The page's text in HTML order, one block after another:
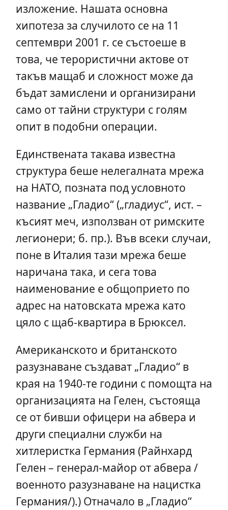
изложение. Нашата основна
хипотеза за случилото се на 11
септември 2001 г. се състоеше в
това, че терористични актове от
такъв мащаб и сложност може да
бъдат замислени и организирани
само от тайни структури с голям
опит в подобни операции.
Единствената такава известна
структура беше нелегалната мрежа
на НАТО, позната под условното
название „Гладио“ („гладиус“, ист. –
късият меч, използван от римските
легионери; б. пр.). Във всеки случаи,
поне в Италия тази мрежа беше
наричана така, и сега това
наименование е общоприето по
адрес на натовската мрежа като
цяло с щаб-квартира в Брюксел.
Американското и британското
разузнаване създават „Гладио“ в
края на 1940-те години с помощта на
организацията на Гелен, състояща
се от бивши офицери на абвера и
други специални служби на
хитлеристка Германия (Райнхард
Гелен – генерал-майор от абвера /
военното разузнаване на нацистка
Германия/).) Отначало в „Гладио“